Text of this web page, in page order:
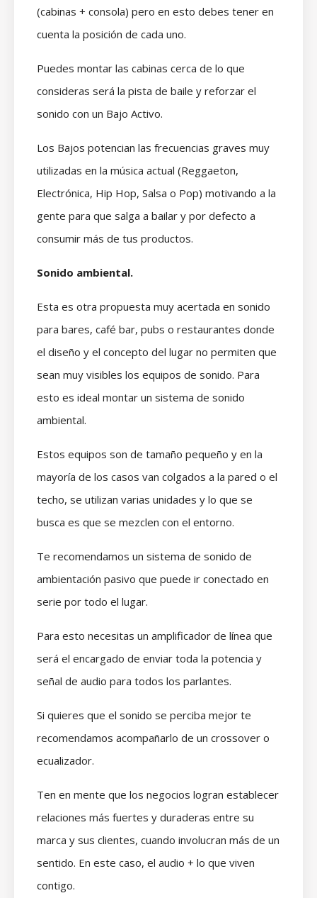
(cabinas + consola) pero en esto debes tener en
cuenta la posición de cada uno.
Puedes montar las cabinas cerca de lo que
consideras será la pista de baile y reforzar el
sonido con un Bajo Activo.
Los Bajos potencian las frecuencias graves muy
utilizadas en la música actual (Reggaeton,
Electrónica, Hip Hop, Salsa o Pop) motivando a la
gente para que salga a bailar y por defecto a
consumir más de tus productos.
Sonido ambiental.
Esta es otra propuesta muy acertada en sonido
para bares, café bar, pubs o restaurantes donde
el diseño y el concepto del lugar no permiten que
sean muy visibles los equipos de sonido. Para
esto es ideal montar un sistema de sonido
ambiental.
Estos equipos son de tamaño pequeño y en la
mayoría de los casos van colgados a la pared o el
techo, se utilizan varias unidades y lo que se
busca es que se mezclen con el entorno.
Te recomendamos un sistema de sonido de
ambientación pasivo que puede ir conectado en
serie por todo el lugar.
Para esto necesitas un amplificador de línea que
será el encargado de enviar toda la potencia y
señal de audio para todos los parlantes.
Si quieres que el sonido se perciba mejor te
recomendamos acompañarlo de un crossover o
ecualizador.
Ten en mente que los negocios logran establecer
relaciones más fuertes y duraderas entre su
marca y sus clientes, cuando involucran más de un
sentido. En este caso, el audio + lo que viven
contigo.